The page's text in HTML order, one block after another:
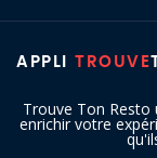
Trouve Ton Resto
enrichir votre
APPLI TROUVE